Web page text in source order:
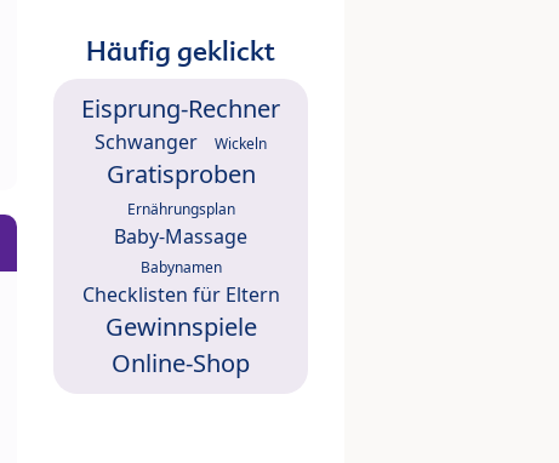
Häufig geklickt
Eisprung-Rechner
Schwanger Wickeln
Gratisproben
Ernährungsplan
Baby-Massage
Babynamen
Checklisten für Eltern
Gewinnspiele
Online-Shop